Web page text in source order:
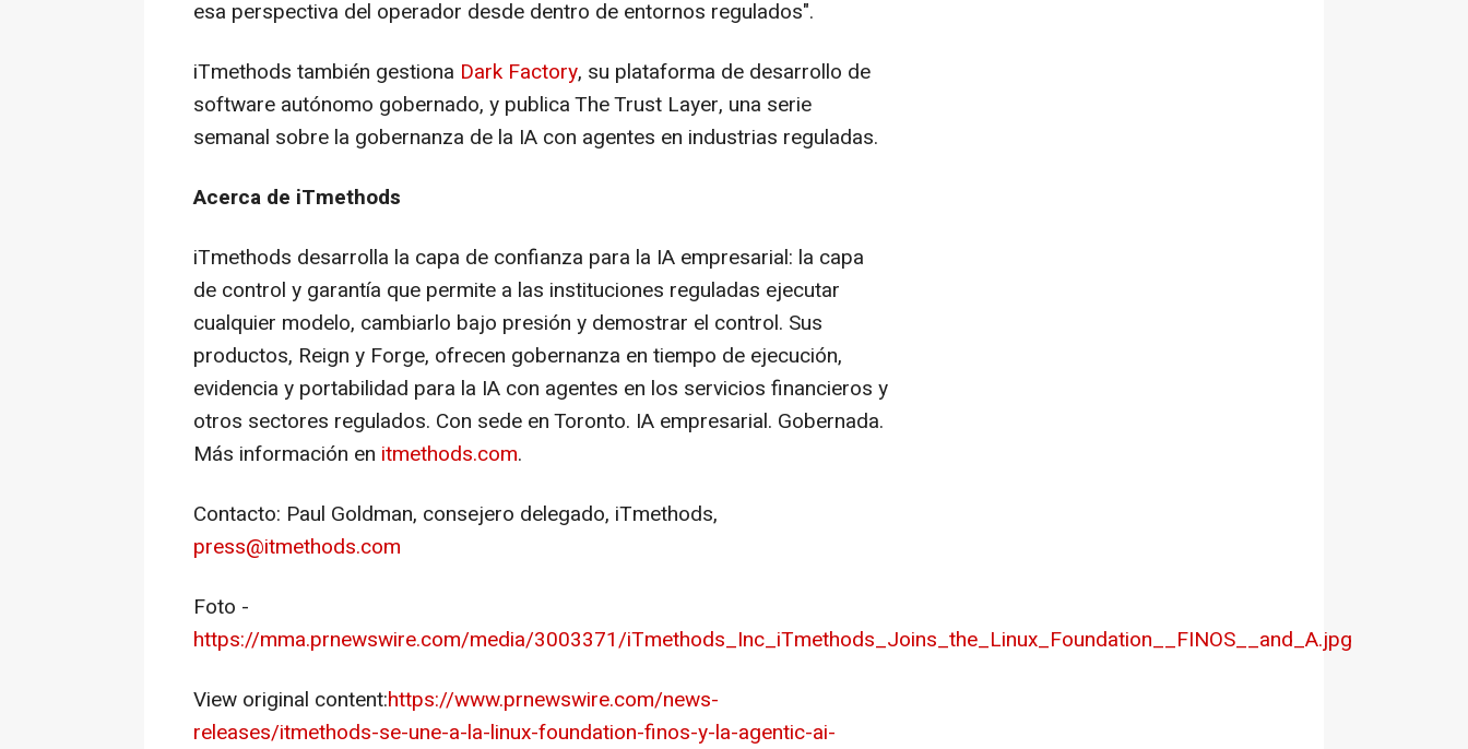
esa perspectiva del operador desde dentro de entornos regulados".
iTmethods también gestiona Dark Factory, su plataforma de desarrollo de
software autónomo gobernado, y publica The Trust Layer, una serie
semanal sobre la gobernanza de la IA con agentes en industrias reguladas.
Acerca de iTmethods
iTmethods desarrolla la capa de confianza para la IA empresarial: la capa
de control y garantía que permite a las instituciones reguladas ejecutar
cualquier modelo, cambiarlo bajo presión y demostrar el control. Sus
productos, Reign y Forge, ofrecen gobernanza en tiempo de ejecución,
evidencia y portabilidad para la IA con agentes en los servicios financieros y
otros sectores regulados. Con sede en Toronto. IA empresarial. Gobernada.
Más información en itmethods.com.
Contacto: Paul Goldman, consejero delegado, iTmethods,
press@itmethods.com
Foto -
https://mma.prnewswire.com/media/3003371/iTmethods_Inc_iTmethods_Joins_the_Linux_Foundation__FINOS__and_A.jpg
View original content:https://www.prnewswire.com/news-
releases/itmethods-se-une-a-la-linux-foundation-finos-y-la-agentic-ai-